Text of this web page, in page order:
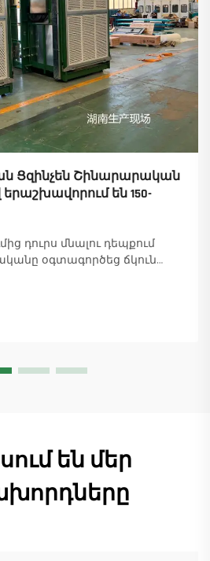
Ցզինչեն Շինարարական
են 150-
դուրս մնալու դեպքում
օգտագործեց ճկուն
ճանկային
և ապահովելով
են մեր